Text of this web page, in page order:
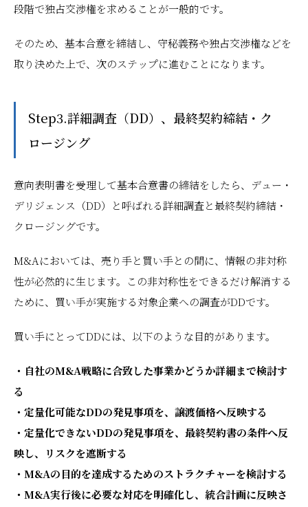
段階で独占交渉権を求めることが一般的です。
そのため、基本合意を締結し、守秘義務や独占交渉権などを
取り決めた上で、次のステップに進むことになります。
Step3.詳細調査（DD）、最終契約締結・ク
ロージング
意向表明書を受理して基本合意書の締結をしたら、デュー・
デリジェンス（DD）と呼ばれる詳細調査と最終契約締結・
クロージングです。
M&Aにおいては、売り手と買い手との間に、情報の非対称
性が必然的に生じます。この非対称性をできるだけ解消する
ために、買い手が実施する対象企業への調査がDDです。
買い手にとってDDには、以下のような目的があります。
・自社のM&A戦略に合致した事業かどうか詳細まで検討す
る
・定量化可能なDDの発見事項を、譲渡価格へ反映する
・定量化できないDDの発見事項を、最終契約書の条件へ反
映し、リスクを遮断する
・M&Aの目的を達成するためのストラクチャーを検討する
・M&A実行後に必要な対応を明確化し、統合計画に反映さ